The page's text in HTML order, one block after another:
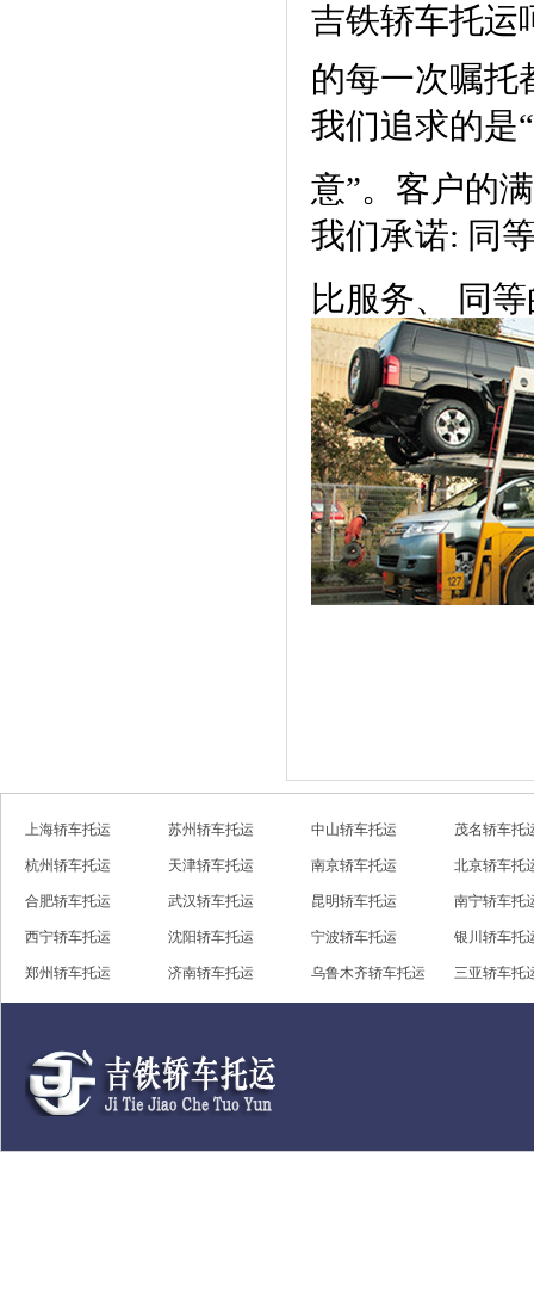
吉铁轿车托运
的每一次嘱托
我们追求的是
意”。客户的
我们承诺: 同
比服务、 同
上海轿车托运 苏州轿车托运 中山轿车托运 茂名轿车托
杭州轿车托运 天津轿车托运 南京轿车托运 北京轿车托
合肥轿车托运 武汉轿车托运 昆明轿车托运 南宁轿车托
西宁轿车托运 沈阳轿车托运 宁波轿车托运 银川轿车托
郑州轿车托运 济南轿车托运 乌鲁木齐轿车托运 三亚轿车托